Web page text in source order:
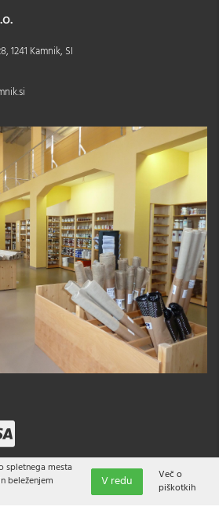
1241 Kamnik, SI
spletnega mesta
beleženjem
V redu
Več o
piškotkih